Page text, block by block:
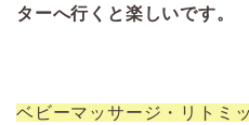
ターへ行くと楽しいです。
ベビーマッサージ・リトミ